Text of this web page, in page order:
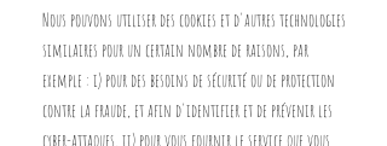
Nous pouvons utiliser des cookies et d'autres technologies
similaires pour un certain nombre de raisons, par
exemple : i) pour des besoins de sécurité ou de protection
contre la fraude, et afin d'identifier et de prévenir les
cyber-attaques, ii) pour vous fournir le service que vous